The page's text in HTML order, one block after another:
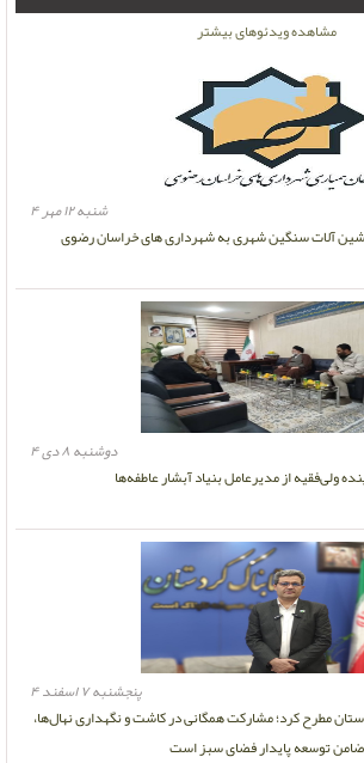
مطرح کرد؛ مشارکت همگانی در کاشت و نگهداری نهال‌ها،
ضامن توسعه پایدار فضای سبز است
پنجشنبه ۷ اسفند ۴
ولی‌فقیه از مدیرعامل بنیاد آبشار عاطفه‌ها
دوشنبه ۸ دی ۴
شنبه ۱۲ مهر ۴
مشاهده ویدئوهای بیشتر